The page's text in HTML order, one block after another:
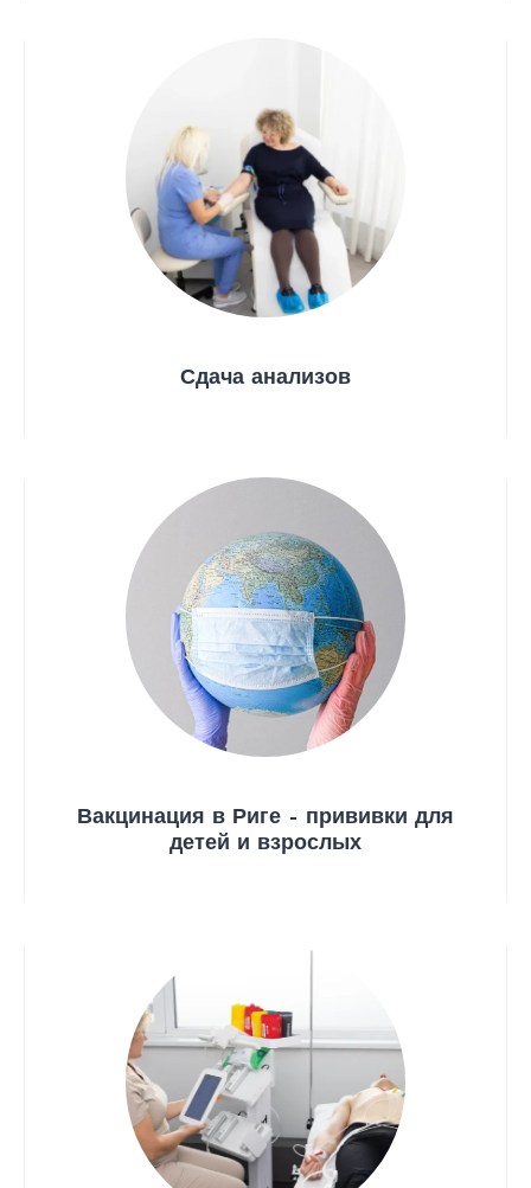
Сдача анализов
Вакцинация в Риге – прививки для
детей и взрослых